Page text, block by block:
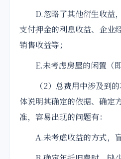
D.忽略了其他衍生收益
支付押金的利息收益、企业
销售收益等；
E.未考虑房屋的闲置（即
（2）总费用中涉及到的
体说明其确定的依据、确定
准，容易出现的问题有：
A.未考虑收益的方式，盲